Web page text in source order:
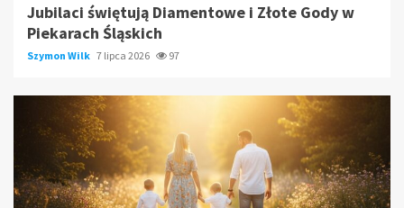
Jubilaci świętują Diamentowe i Złote Gody w
Piekarach Śląskich
Szymon Wilk 7 lipca 2026 97